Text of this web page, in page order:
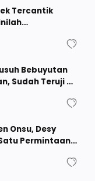
Tercantik
Hampir
Bebuyutan
Sudah Teruji di
Onsu, Desy
Permintaan